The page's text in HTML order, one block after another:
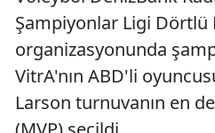
Şampiyonlar Ligi Dörtlü
organizasyonunda
VitrA'nın ABD'li
Larson turnuvanın en